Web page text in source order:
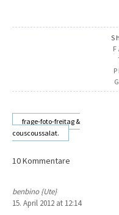
frage-foto-freitag &
couscoussalat.
10 Kommentare
benbino {Ute}
15. April 2012 at 12:14